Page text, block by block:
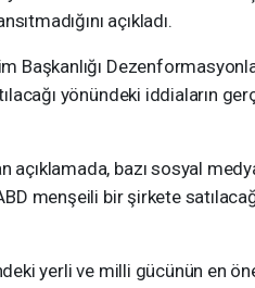
açıkladı.
Başkanlığı
yönündeki iddiaların
açıklamada, bazı sosyal
menşeili bir şirkete
yerli ve milli gücünün en